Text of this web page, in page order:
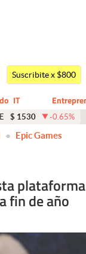
Suscribite x $800
IT
Business
$ 1530 -0.65%
Epic Games
plataforma
fin de año